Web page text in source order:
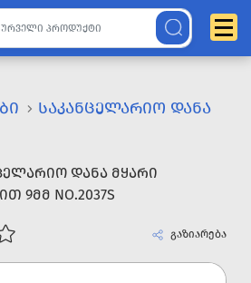
ᲡᲐᲙᲐᲜᲪᲔᲚᲐᲠᲘᲝ ᲓᲐᲜᲐ
ᲓᲐᲜᲐ ᲛᲧᲐᲠᲘ
9ᲛᲛ NO.2037S
გაზიარება